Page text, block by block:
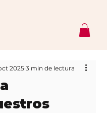
2025 3 min de lectura